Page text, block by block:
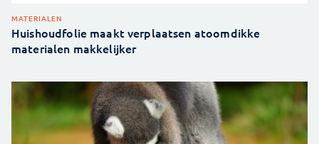
MATERIALEN
Huishoudfolie maakt verplaatsen atoomdikke
materialen makkelijker